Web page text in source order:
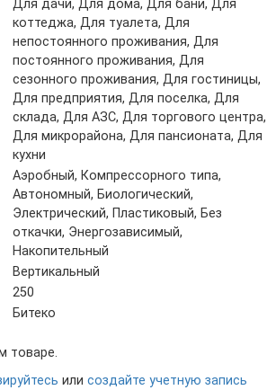
Для дачи, Для дома, Для бани, Для
коттеджа, Для туалета, Для
непостоянного проживания, Для
постоянного проживания, Для
сезонного проживания, Для гостиницы,
Для предприятия, Для поселка, Для
склада, Для АЗС, Для торгового центра,
Для микрорайона, Для пансионата, Для
кухни
Аэробный, Компрессорного типа,
Автономный, Биологический,
Электрический, Пластиковый, Без
откачки, Энергозависимый,
Накопительный
Вертикальный
250
Битеко
товаре.
или создайте учетную запись